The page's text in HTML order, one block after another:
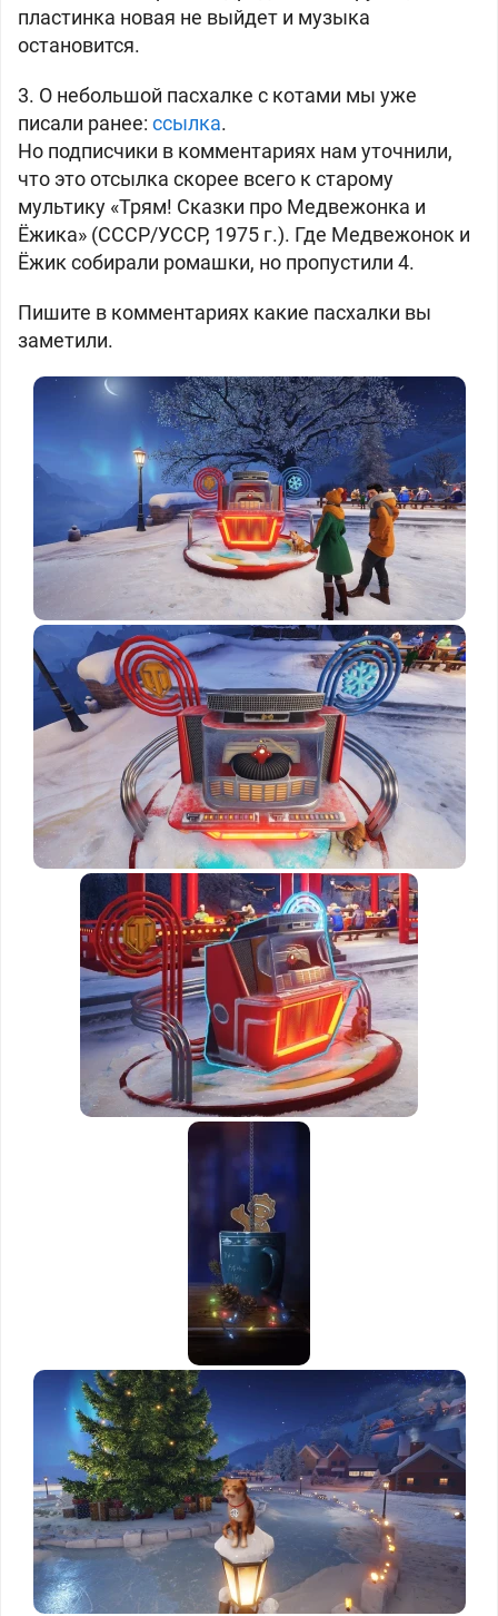
пластинка новая не выйдет и музыка
остановится.
3. О небольшой пасхалке с котами мы уже
писали ранее: ссылка.
Но подписчики в комментариях нам уточнили,
что это отсылка скорее всего к старому
мультику «Трям! Сказки про Медвежонка и
Ёжика» (СССР/УССР, 1975 г.). Где Медвежонок и
Ёжик собирали ромашки, но пропустили 4.
Пишите в комментариях какие пасхалки вы
заметили.